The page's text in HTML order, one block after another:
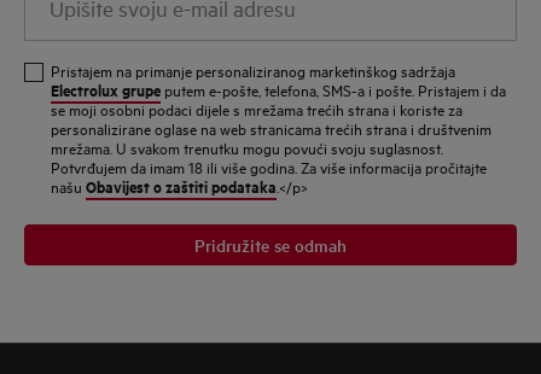
svoju
mail
adresu
Pristajem na primanje personaliziranog marketinškog sadržaja
Electrolux grupe putem e-pošte, telefona, SMS-a i pošte. Pristajem i da
se moji osobni podaci dijele s mrežama trećih strana i koriste za
personalizirane oglase na web stranicama trećih strana i društvenim
mrežama. U svakom trenutku mogu povući svoju suglasnost.
Potvrđujem da imam 18 ili više godina. Za više informacija pročitajte
našu Obavijest o zaštiti podataka .</p>
Pridružite se odmah